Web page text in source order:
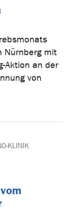
Nürnberg mit
Aktion an der
von
KLINIK